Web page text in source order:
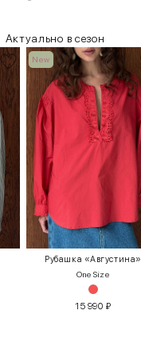
Актуально в сезон
New
Рубашка «Августина»
One Size
15 990 ₽